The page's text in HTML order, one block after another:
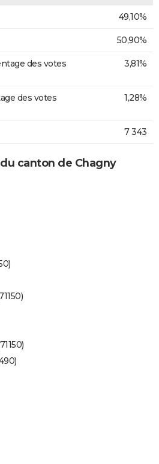
49,10%
50,90%
des votes
3,81%
des votes
1,28%
7 343
canton de Chagny